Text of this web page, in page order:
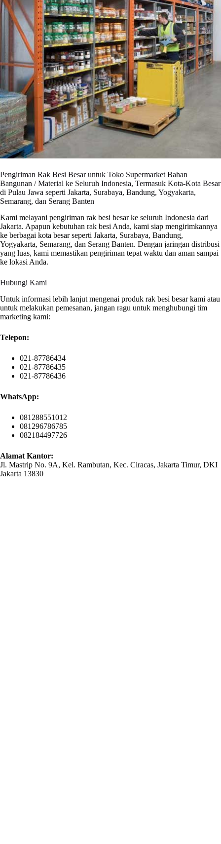
Pengiriman Rak Besi Besar untuk Toko Supermarket Bahan
Bangunan / Material ke Seluruh Indonesia, Termasuk Kota-Kota Besar
di Pulau Jawa seperti Jakarta, Surabaya, Bandung, Yogyakarta,
Semarang, dan Serang Banten
Kami melayani pengiriman rak besi besar ke seluruh Indonesia dari
Jakarta. Apapun kebutuhan rak besi Anda, kami siap mengirimkannya
ke berbagai kota besar seperti Jakarta, Surabaya, Bandung,
Yogyakarta, Semarang, dan Serang Banten. Dengan jaringan distribusi
yang luas, kami memastikan pengiriman tepat waktu dan aman sampai
ke lokasi Anda.
Hubungi Kami
Untuk informasi lebih lanjut mengenai produk rak besi besar kami atau
untuk melakukan pemesanan, jangan ragu untuk menghubungi tim
marketing kami:
Telepon:
021-87786434
021-87786435
021-87786436
WhatsApp:
081288551012
081296786785
082184497726
Alamat Kantor:
Jl. Mastrip No. 9A, Kel. Rambutan, Kec. Ciracas, Jakarta Timur, DKI
Jakarta 13830